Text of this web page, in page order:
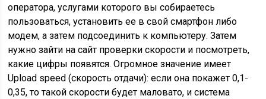
оператора, услугами которого вы собираетесь
пользоваться, установить ее в свой смартфон либо
модем, а затем подсоединить к компьютеру. Затем
нужно зайти на сайт проверки скорости и посмотреть,
какие цифры появятся. Огромное значение имеет
Upload speed (скорость отдачи): если она покажет 0,1-
0,35, то такой скорости будет маловато, и система